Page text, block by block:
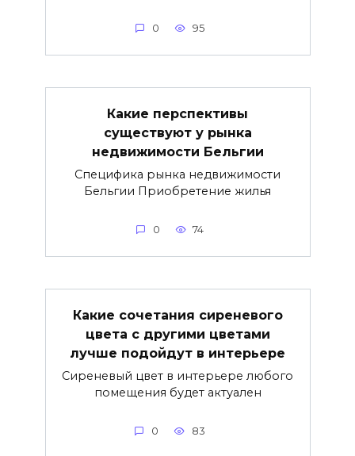
0 95
Какие перспективы
существуют у рынка
недвижимости Бельгии
Специфика рынка недвижимости
Бельгии Приобретение жилья
0 74
Какие сочетания сиреневого
цвета с другими цветами
лучше подойдут в интерьере
Сиреневый цвет в интерьере любого
помещения будет актуален
0 83